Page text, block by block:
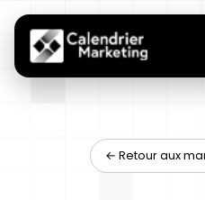
← Retour aux